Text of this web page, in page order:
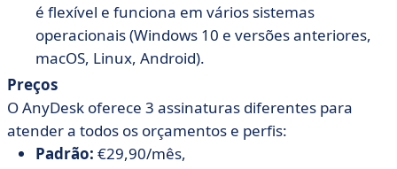
é flexível e funciona em vários sistemas
operacionais (Windows 10 e versões anteriores,
macOS, Linux, Android).
Preços
O AnyDesk oferece 3 assinaturas diferentes para
atender a todos os orçamentos e perfis:
Padrão: €29,90/mês,